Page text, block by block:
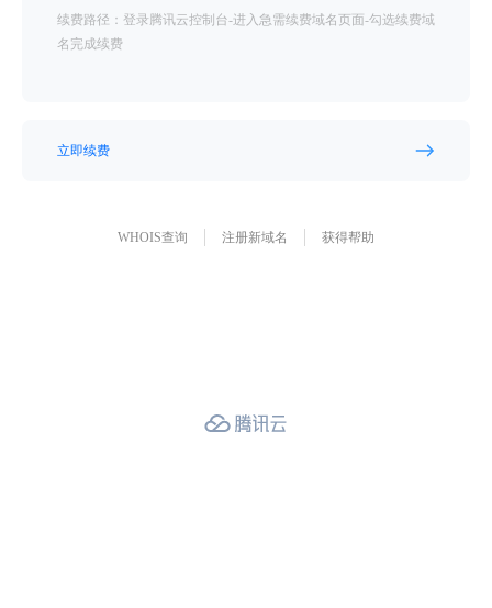
续费路径：登录腾讯云控制台-进入急需续费域名页面-勾选续费域
名完成续费
立即续费
WHOIS查询 注册新域名 获得帮助